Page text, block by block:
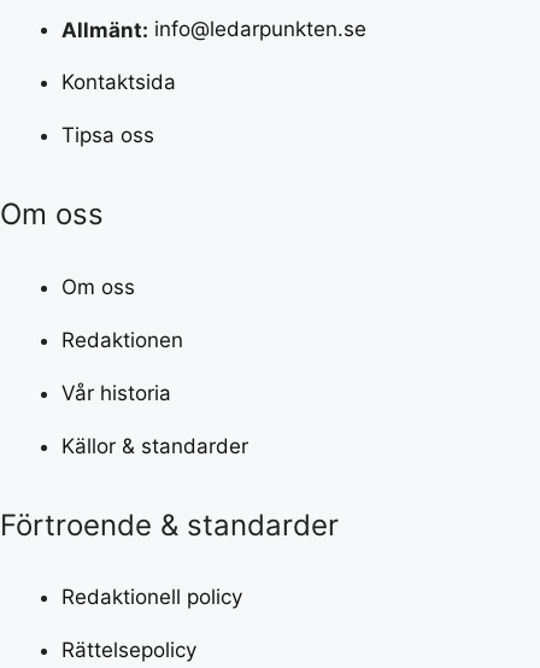
Allmänt: info@ledarpunkten.se
Kontaktsida
Tipsa oss
Om oss
Om oss
Redaktionen
Vår historia
Källor & standarder
Förtroende & standarder
Redaktionell policy
Rättelsepolicy